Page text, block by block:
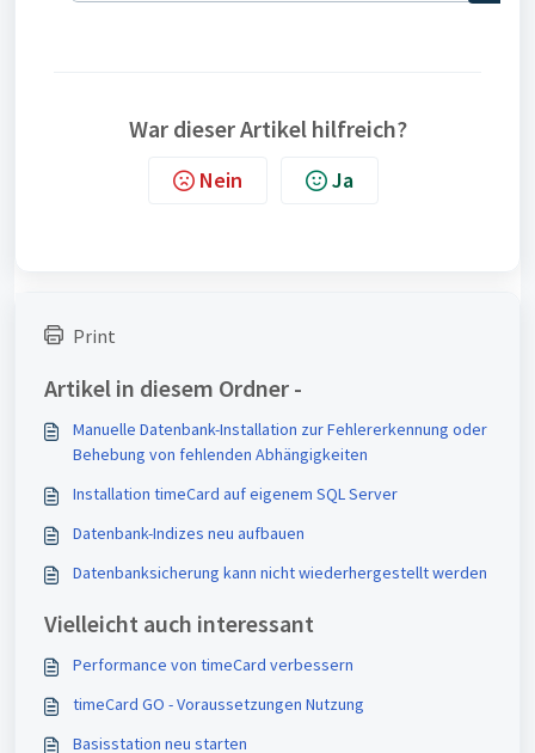
War dieser Artikel hilfreich?
Nein Ja
Print
Artikel in diesem Ordner -
Manuelle Datenbank-Installation zur Fehlererkennung oder
Behebung von fehlenden Abhängigkeiten
Installation timeCard auf eigenem SQL Server
Datenbank-Indizes neu aufbauen
Datenbanksicherung kann nicht wiederhergestellt werden
Vielleicht auch interessant
Performance von timeCard verbessern
timeCard GO - Voraussetzungen Nutzung
Basisstation neu starten